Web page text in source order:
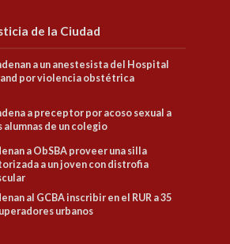
de la Ciudad
a un anestesista del Hospital
por violencia obstétrica
a preceptor por acoso sexual a
alumnas de un colegio
a ObSBA proveer una silla
a un joven con distrofia
al GCBA inscribir en el RUR a 35
urbanos